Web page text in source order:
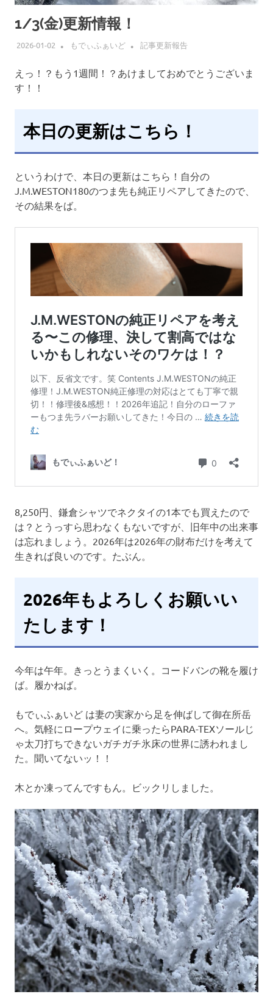
1/3(金)更新情報！
2026-01-02 もでぃふぁいど 記事更新報告
えっ！？もう1週間！？あけましておめでとうございま
す！！
本日の更新はこちら！
というわけで、本日の更新はこちら！自分の
J.M.WESTON180のつま先も純正リペアしてきたので、
その結果をば。
8,250円、鎌倉シャツでネクタイの1本でも買えたので
は？とうっすら思わなくもないですが、旧年中の出来事
は忘れましょう。2026年は2026年の財布だけを考えて
生きれば良いのです。たぶん。
2026年もよろしくお願いい
たします！
今年は午年。きっとうまくいく。コードバンの靴を履け
ば。履かねば。
もでぃふぁいど は妻の実家から足を伸ばして御在所岳
へ。気軽にロープウェイに乗ったらPARA-TEXソールじ
ゃ太刀打ちできないガチガチ氷床の世界に誘われまし
た。聞いてないッ！！
木とか凍ってんですもん。ビックリしました。